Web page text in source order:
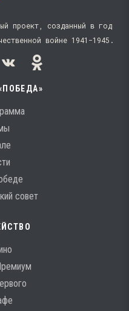
проект, созданный в год
войне 1941−1945.
совет